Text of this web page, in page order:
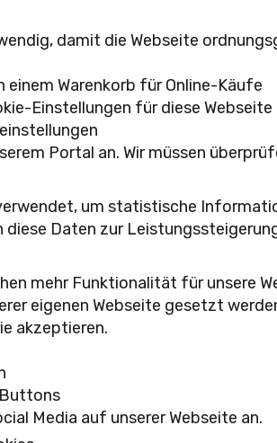
damit die Webseite
einem Warenkorb für Online-Käufe
Einstellungen für diese Webseite
Portal an. Wir müssen
um statistische
diese Daten zur
mehr Funktionalität für unsere
eigenen Webseite gesetzt
akzeptieren.
Media auf unserer Webseite an.